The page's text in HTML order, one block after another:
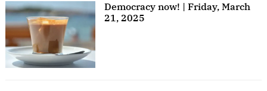
Democracy now! | Friday, March
21, 2025